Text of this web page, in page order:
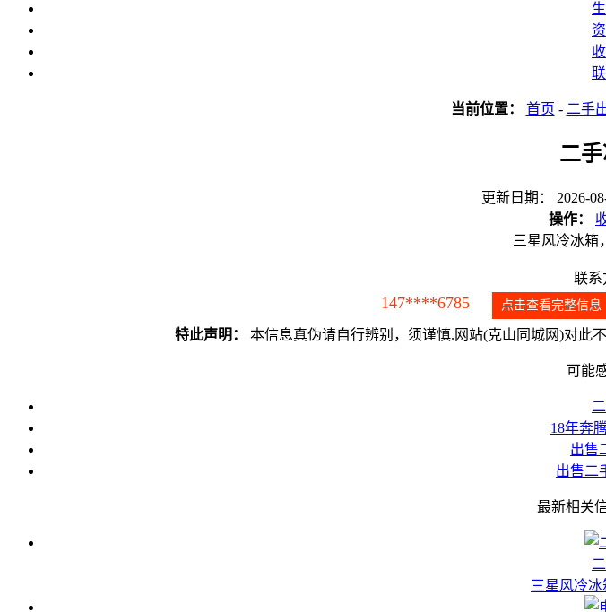
当前位置： 首页 - 二手
二
更新日期： 2026-
操作：
三星风冷冰箱
联系
147****6785 点击查看完整信息
特此声明： 本信息真伪请自行辨别，须谨慎.网站(克山同城网)对此
可能
18年奔
出售
出售二
最新相关
三星风冷冰